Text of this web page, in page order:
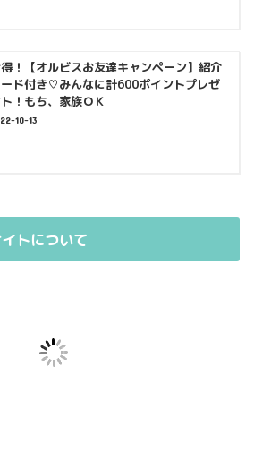
！【オルビスお友達キャンペーン】紹介
ド付き♡みんなに計600ポイントプレゼ
！もち、家族ＯＫ
10-13
トについて